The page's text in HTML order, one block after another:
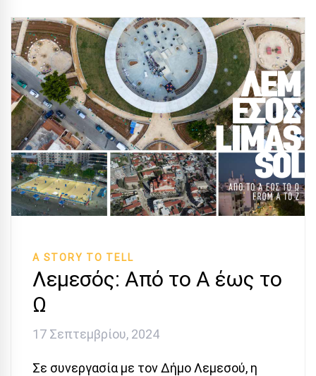
A STORY TO TELL
Λεμεσός: Από το Α έως το
Ω
17 Σεπτεμβρίου, 2024
Σε συνεργασία με τον Δήμο Λεμεσού, η